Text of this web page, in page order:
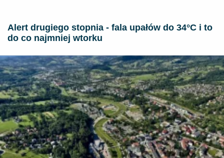
Alert drugiego stopnia - fala upałów do 34°C i to
do co najmniej wtorku